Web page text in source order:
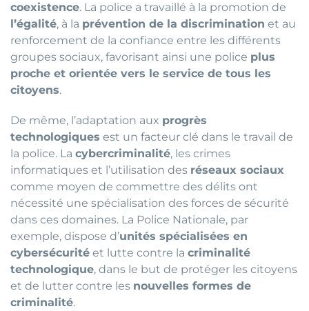
coexistence. La police a travaillé à la promotion de
l’égalité, à la prévention de la discrimination et au
renforcement de la confiance entre les différents
groupes sociaux, favorisant ainsi une police plus
proche et orientée vers le service de tous les
citoyens.
De même, l’adaptation aux progrès
technologiques est un facteur clé dans le travail de
la police. La cybercriminalité, les crimes
informatiques et l’utilisation des réseaux sociaux
comme moyen de commettre des délits ont
nécessité une spécialisation des forces de sécurité
dans ces domaines. La Police Nationale, par
exemple, dispose d’unités spécialisées en
cybersécurité et lutte contre la criminalité
technologique, dans le but de protéger les citoyens
et de lutter contre les nouvelles formes de
criminalité.